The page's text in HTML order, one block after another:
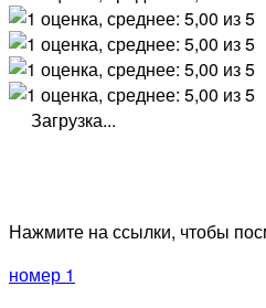
Загрузка...
Нажмите на ссылки, чтобы
номер 1